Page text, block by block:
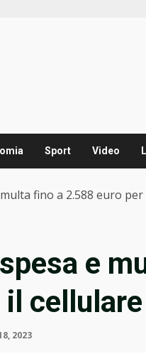
Sport Video
fino a 2.588 euro
e
2023